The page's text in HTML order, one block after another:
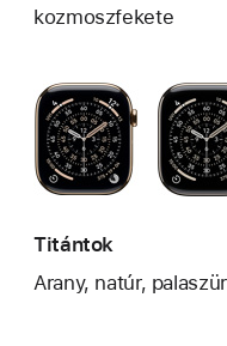
kozmoszfekete
Titántok
Arany, natúr,